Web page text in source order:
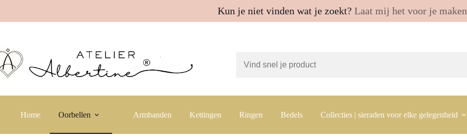
Kun je niet vinden wat je zoekt? Laat mij het voor je maken
naar
de
inhoud
Home Oorbellen Armbanden Kettingen Ringen Bedels Collecties | sieraden voor elke gelegenheid